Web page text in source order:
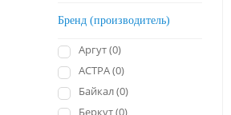
Бренд (производитель)
Аргут (0)
АСТРА (0)
Байкал (0)
Беркут (0)